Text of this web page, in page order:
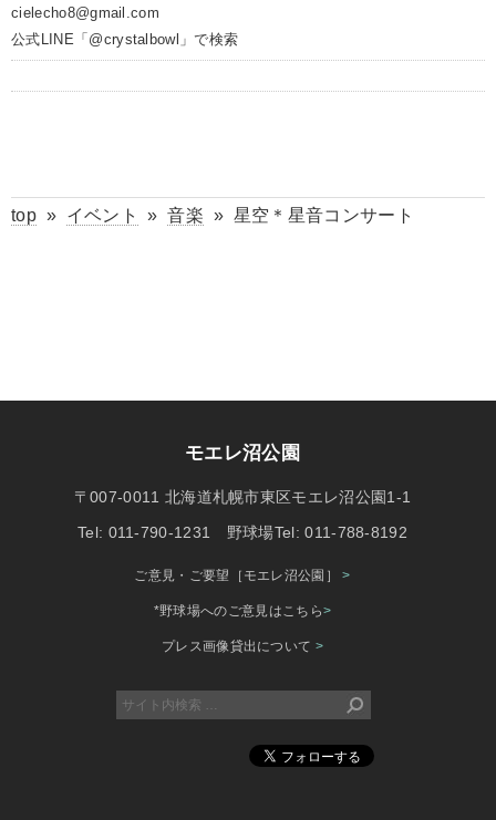
cielecho8@gmail.com
公式LINE「@crystalbowl」で検索
top» イベント »音楽 » 星空＊星音コンサート
モエレ沼公園
〒007-0011 北海道札幌市東区モエレ沼公園1-1
Tel: 011-790-1231 野球場Tel: 011-788-8192
ご意見・ご要望［モエレ沼公園］>
*野球場へのご意見はこちら>
プレス画像貸出について >